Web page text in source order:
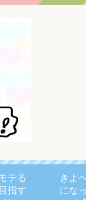
テる
指す
きよ
にな